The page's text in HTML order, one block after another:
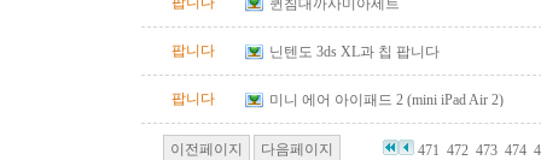
퀸침대까사미아세트
팝니다 닌텐도 3ds XL과 칩 팝니다
팝니다 미니 에어 아이패드 2 (mini iPad Air 2)
이전페이지 다음페이지 471 472 473 474